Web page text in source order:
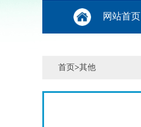
网站首页
首页>其他